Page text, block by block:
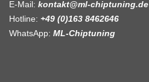
E-Mail: kontakt@ml-chiptuning.de
Hotline: +49 (0)163 8462646
WhatsApp: ML-Chiptuning